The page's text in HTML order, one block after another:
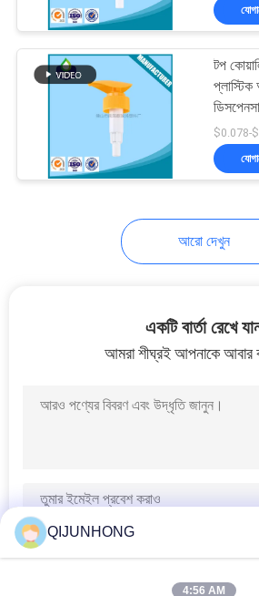
লিকুইড সোপ
পাম্প
প্লাস্টিক মিস্ট
টপ
বোতলের
আরো দেখুন
একটি বার্তা রেখে
আমরা শীঘ্রই আপনাকে
QIJUNHONG
4:56 AM